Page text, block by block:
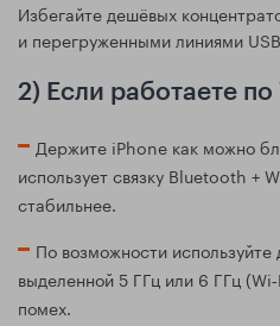
Избегайте дешёвых
и перегруженными линиями
2) Если работаете по
Держите iPhone как можно
использует связку Bluetooth +
стабильнее.
По возможности используйте
выделенной 5 ГГц или 6 ГГц
помех.